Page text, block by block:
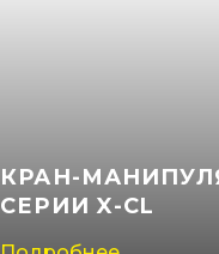
КРАН-
СЕРИИ X-CL